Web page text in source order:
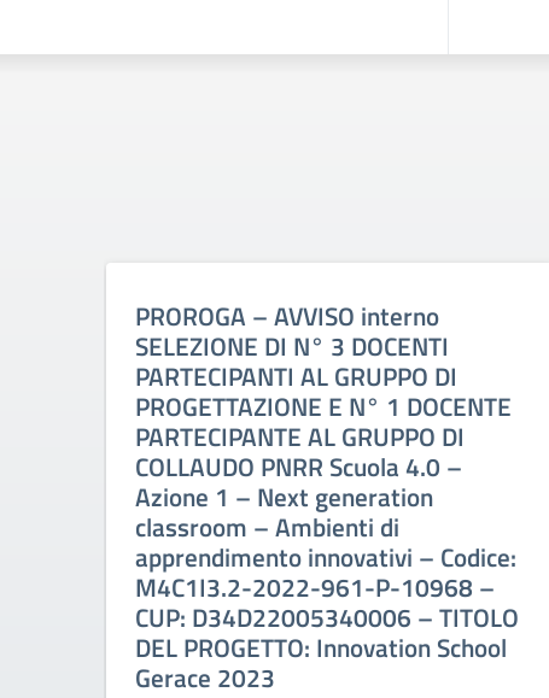
PROROGA – AVVISO interno
SELEZIONE DI N° 3 DOCENTI
PARTECIPANTI AL GRUPPO DI
PROGETTAZIONE E N° 1 DOCENTE
PARTECIPANTE AL GRUPPO DI
COLLAUDO PNRR Scuola 4.0 –
Azione 1 – Next generation
classroom – Ambienti di
apprendimento innovativi – Codice:
M4C1I3.2-2022-961-P-10968 –
CUP: D34D22005340006 – TITOLO
DEL PROGETTO: Innovation School
Gerace 2023